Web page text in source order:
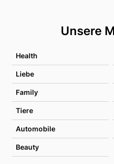
Unsere
Health
Liebe
Family
Tiere
Automobile
Beauty